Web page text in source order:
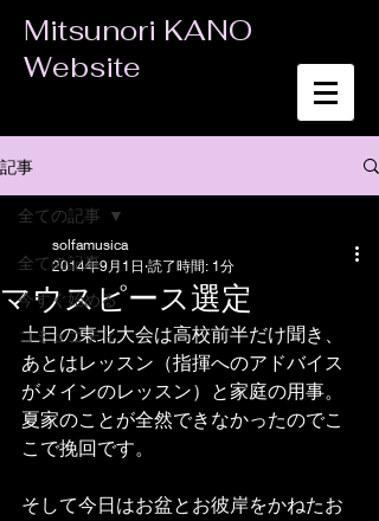
Mitsunori KANO
Website
記事
全ての記事
今すぐ始める
コミュニティ
全ての記事
マウスピース選定
solfamusica
2014年9月1日 読了時間: 1分
土日の東北大会は高校前半だけ聞き、
あとはレッスン（指揮へのアドバイス
がメインのレッスン）と家庭の用事。
夏家のことが全然できなかったのでこ
こで挽回です。
そして今日はお盆とお彼岸をかねたお